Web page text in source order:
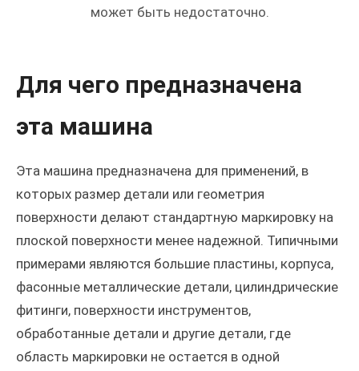
может быть недостаточно.
Для чего предназначена
эта машина
Эта машина предназначена для применений, в
которых размер детали или геометрия
поверхности делают стандартную маркировку на
плоской поверхности менее надежной. Типичными
примерами являются большие пластины, корпуса,
фасонные металлические детали, цилиндрические
фитинги, поверхности инструментов,
обработанные детали и другие детали, где
область маркировки не остается в одной